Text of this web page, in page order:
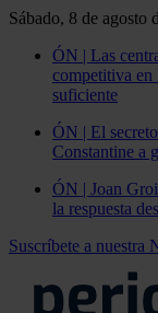
Sábado, 8 de agosto
ÓN | Las
competitiva en
suficiente
ÓN | El
Constantine a
ÓN | Joan
la respuesta
Suscríbete a nuestra